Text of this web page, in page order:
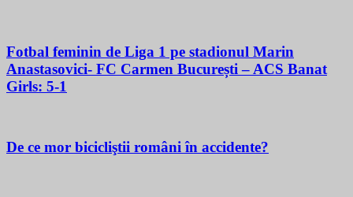
Fotbal feminin de Liga 1 pe stadionul Marin
Anastasovici- FC Carmen București – ACS Banat
Girls: 5-1
De ce mor bicicliştii români în accidente?